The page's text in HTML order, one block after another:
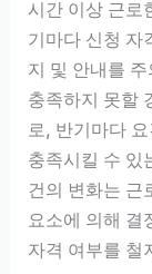
시간 이상 근로
기마다 신청 자
지 및 안내를
충족하지 못할
로, 반기마다
충족시킬 수 있
건의 변화는 근
요소에 의해 결
자격 여부를 철